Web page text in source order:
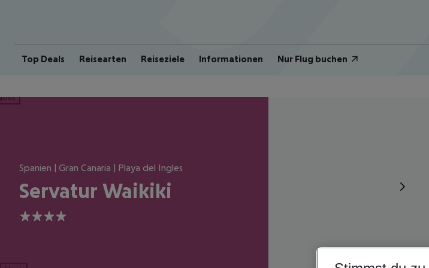
Top Deals Reisearten Reiseziele Informationen Nur Flug buchen
Spanien | Gran Canaria | Playa del Ingles
Servatur Waikiki
4